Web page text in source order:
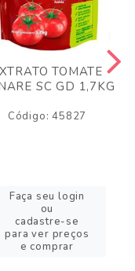
TOMATE
SC GD 1,7KG
Código: 45827
Faça seu login
ou
cadastre-se
para ver preços
e comprar